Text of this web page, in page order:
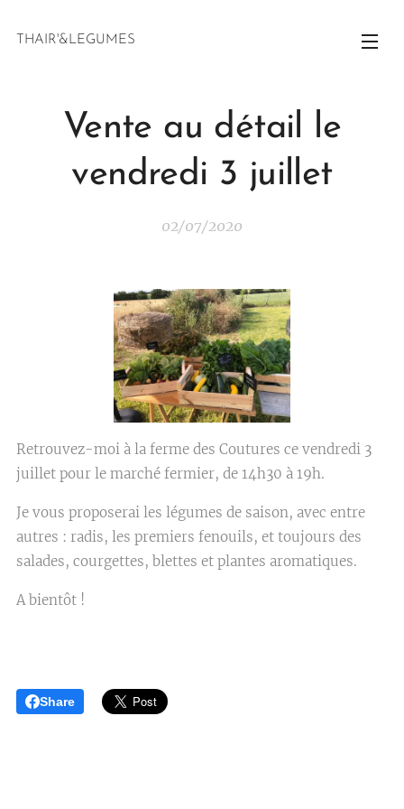
THAIR'&LEGUMES
Vente au détail le
vendredi 3 juillet
02/07/2020
Retrouvez-moi à la ferme des Coutures ce vendredi 3
juillet pour le marché fermier, de 14h30 à 19h.
Je vous proposerai les légumes de saison, avec entre
autres : radis, les premiers fenouils, et toujours des
salades, courgettes, blettes et plantes aromatiques.
A bientôt !
Share